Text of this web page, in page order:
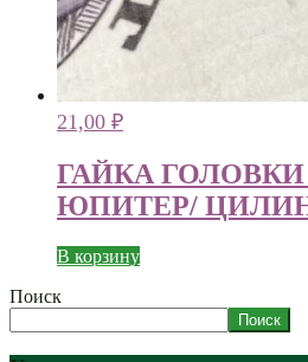
21,00 ₽
ГАЙКА
ЮПИТЕР/
В корзину
Поиск
Поиск